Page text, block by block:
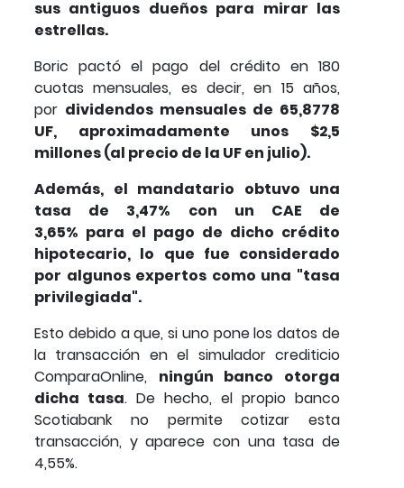
sus antiguos dueños para mirar las
estrellas.
Boric pactó el pago del crédito en 180
cuotas mensuales, es decir, en 15 años,
por dividendos mensuales de 65,8778
UF, aproximadamente unos $2,5
millones (al precio de la UF en julio).
Además, el mandatario obtuvo una
tasa de 3,47% con un CAE de
3,65% para el pago de dicho crédito
hipotecario, lo que fue considerado
por algunos expertos como una "tasa
privilegiada".
Esto debido a que, si uno pone los datos de
la transacción en el simulador crediticio
ComparaOnline, ningún banco otorga
dicha tasa. De hecho, el propio banco
Scotiabank no permite cotizar esta
transacción, y aparece con una tasa de
4,55%.